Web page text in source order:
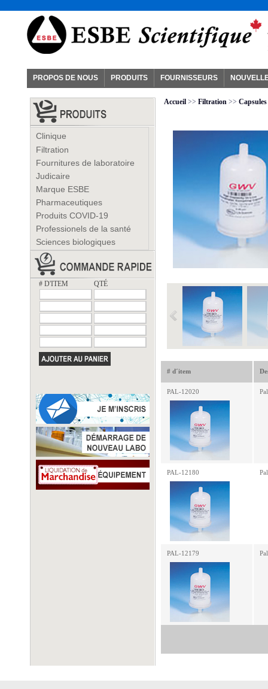
PROPOS DE NOUS PRODUITS FOURNISSEURS
Clinique
Filtration
Fournitures de laboratoire
Judicaire
Marque ESBE
Pharmaceutiques
Produits COVID-19
Professionels de la santé
Sciences biologiques
# D'ITEM QTÉ
Accueil >> Filtration >>
# d´item
PAL-12020
PAL-12180
PAL-12179